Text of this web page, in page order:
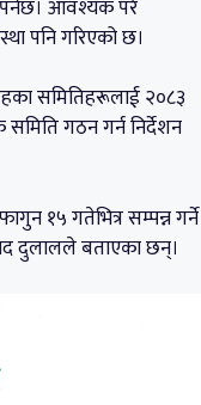
आवश्यक परे
पनि गरिएको छ।
समितिहरूलाई २०८३
गठन गर्न निर्देशन
१५ गतेभित्र सम्पन्न गर्ने
दुलालले बताएका छन्।